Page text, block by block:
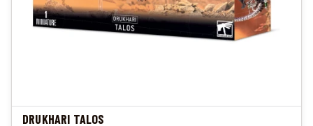
DRUKHARI TALOS